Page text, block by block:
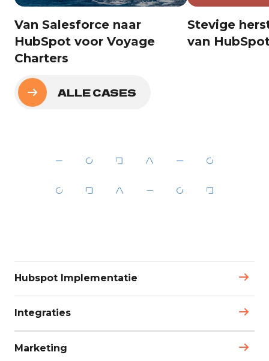
Van Salesforce naar
HubSpot voor Voyage
Charters
Stevige
van
ALLE CASES
Hubspot Implementatie
Integraties
Marketing